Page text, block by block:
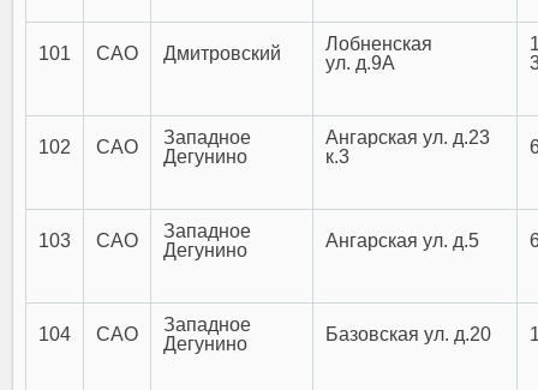
101 САО Дмитровский
Лобненская
ул. д.9А
102 САО
Западное
Дегунино
Ангарская ул. д.23
к.3
103 САО
Западное
Дегунино
Ангарская ул. д.5
104 САО
Западное
Дегунино
Базовская ул. д.20